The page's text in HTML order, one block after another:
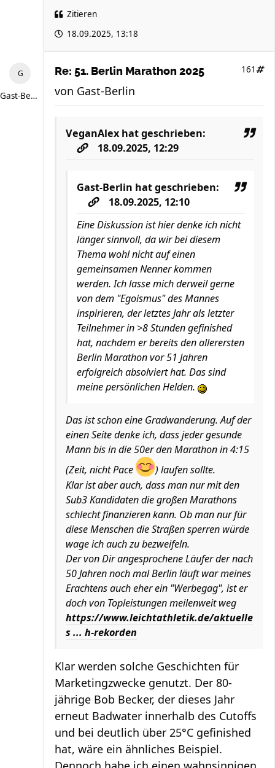
Zitieren
18.09.2025, 13:18
Gast-Berlin
Re: 51. Berlin Marathon 2025 161
von Gast-Berlin
VeganAlex hat geschrieben:
18.09.2025, 12:29
Gast-Berlin hat geschrieben:
18.09.2025, 12:10
Eine Diskussion ist hier denke ich nicht
länger sinnvoll, da wir bei diesem
Thema wohl nicht auf einen
gemeinsamen Nenner kommen
werden. Ich lasse mich derweil gerne
von dem "Egoismus" des Mannes
inspirieren, der letztes Jahr als letzter
Teilnehmer in >8 Stunden gefinished
hat, nachdem er bereits den allerersten
Berlin Marathon vor 51 Jahren
erfolgreich absolviert hat. Das sind
meine persönlichen Helden.
Das ist schon eine Gradwanderung. Auf der
einen Seite denke ich, dass jeder gesunde
Mann bis in die 50er den Marathon in 4:15
(Zeit, nicht Pace
) laufen sollte.
Klar ist aber auch, dass man nur mit den
Sub3 Kandidaten die großen Marathons
schlecht finanzieren kann. Ob man nur für
diese Menschen die Straßen sperren würde
wage ich auch zu bezweifeln.
Der von Dir angesprochene Läufer der nach
50 Jahren noch mal Berlin läuft war meines
Erachtens auch eher ein "Werbegag", ist er
doch von Topleistungen meilenweit weg
https://www.leichtathletik.de/aktuelle
s ... h-rekorden
Klar werden solche Geschichten für
Marketingzwecke genutzt. Der 80-
jährige Bob Becker, der dieses Jahr
erneut Badwater innerhalb des Cutoffs
und bei deutlich über 25°C gefinished
hat, wäre ein ähnliches Beispiel.